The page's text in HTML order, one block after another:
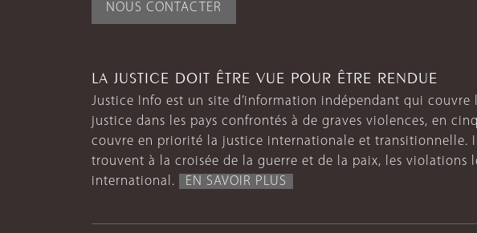
NOUS CONTACTER
LA JUSTICE DOIT ÊTRE VUE POUR ÊTRE RENDUE
Justice Info est un site d’information indépendant qui couvre
justice dans les pays confrontés à de graves violences, en
couvre en priorité la justice internationale et transitionnelle. Il
trouvent à la croisée de la guerre et de la paix, les violations
international.
EN SAVOIR PLUS